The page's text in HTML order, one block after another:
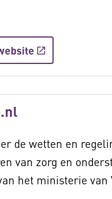
de wetten en
van zorg en
het ministerie van